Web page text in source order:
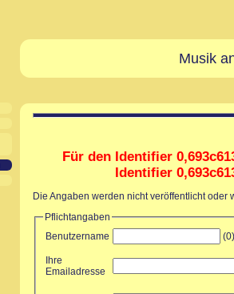
Musik
Für den Identifier
Identifier
Die Angaben werden nicht veröffentlicht oder
Pflichtangaben
Benutzername
(0)
Ihre
Emailadresse